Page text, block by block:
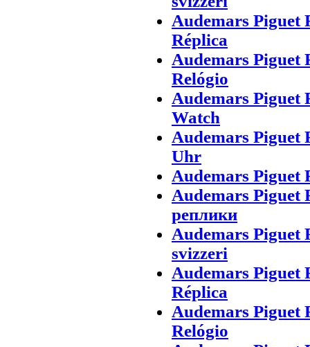
Audemars Piguet
Réplica
Audemars Piguet
Relógio
Audemars Piguet
Watch
Audemars Piguet
Uhr
Audemars Piguet
Audemars Piguet
реплики
Audemars Piguet
svizzeri
Audemars Piguet
Réplica
Audemars Piguet
Relógio